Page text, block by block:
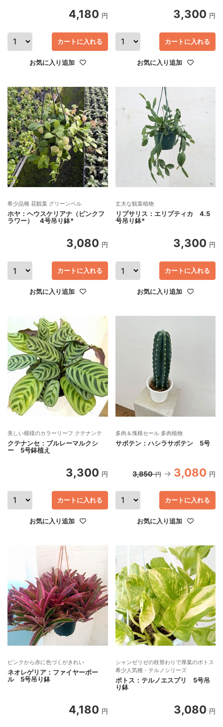
4,180 円
カートに入れる
お気に入り追加
3,300 円
カートに入れる
お気に入り追加
希少品種 花観葉 グリーンベル
ホヤ：ヘウスケリアナ（ピンクフ
ラワー） 4号吊り鉢*
3,080 円
カートに入れる
お気に入り追加
丈夫な観葉植物
リプサリス：エリプティカ 4.5
号吊り鉢*
3,300 円
カートに入れる
お気に入り追加
美しい模様のカラーリーフ クテナンテ
クテナンセ：ブルレーマルクシ
ー 5号鉢植え
3,300 円
カートに入れる
お気に入り追加
多肉＆塊根セール 多肉植物
サボテン：ハシラサボテン 5号
3,850 円 3,080 円
カートに入れる
お気に入り追加
ピンクから赤に色づくがきれい
ネオレゲリア：ファイヤーボー
ル 5号吊り鉢
4,180 円
シャンゼリゼの枝替わりで厚葉のポトス
希少人気種・テルノシリーズ
ポトス：テルノエスプリ 5号吊
り鉢
3,080 円